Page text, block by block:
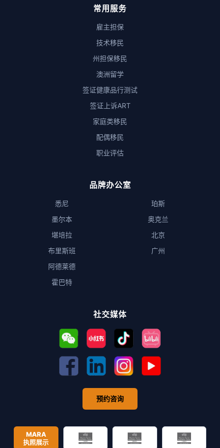
常用服务
雇主担保
技术移民
州担保移民
澳洲留学
签证健康品行测试
签证上诉ART
家庭类移民
配偶移民
职业评估
品牌办公室
悉尼
墨尔本
堪培拉
布里斯班
阿德莱德
霍巴特
珀斯
奥克兰
北京
广州
社交媒体
预约咨询
MARA
执照展示